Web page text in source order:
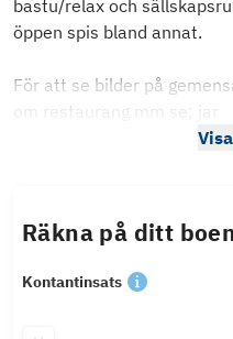
bastu/relax och
öppen spis bland annat.
För att se bilder på
om restaurang mm se; jar
Räkna på ditt
Kontantinsats